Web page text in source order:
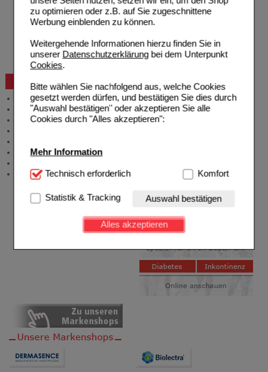
zu optimieren oder z.B. auf Sie zugeschnittene
Werbung einblenden zu können.
Weitergehende Informationen hierzu finden Sie in
unserer Datenschutzerklärungbei dem Unterpunkt
Cookies.
Bitte wählen Sie nachfolgend aus, welche Cookies
gesetzt werden dürfen, und bestätigen Sie dies durch
"Auswahl bestätigen" oder akzeptieren Sie alle
Cookies durch "Alles akzeptieren":
Mehr Information
Technisch Notwendig:Hierbei handelt es sich um
Website notwendig sind (z.B. Navigation, Warenkorb,
Kundenkonto), weshalb auf diese nicht verzichtet
werden kann.
Einkaufserlebnis noch ansprechender zu gestalten,
beispielsweise für die Wiedererkennung des
Besuchers oder unsere Seite an bevorzugte
Verhaltensweisen (z.B. Spracheinstellung)
auch auf Ihre Bedürfnisse zugeschrittene Inhalte
anzuzeigen und unser Partnerprogramm zu
betreiben.
Informationen über die Art und Weise der Nutzung
Technisch erforderlich Komfort
Statistik & Tracking Auswahl bestätigen
Alles akzeptieren
Freiumschläge downloaden
Auslandsbestellung
Widerrufsformular
Problembehebung
Beratung und Service
Allgemeine Information
Produktberatung
Meldung Arzneimittelrisiken
Newsletter
Stellenangebote